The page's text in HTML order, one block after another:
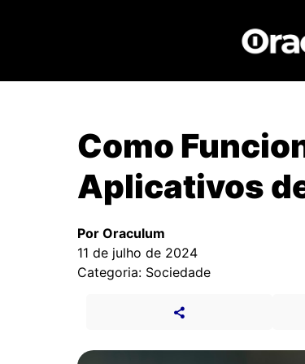
Como
Aplicativos
Por Oraculum
11 de julho de 2024
Categoria: Sociedade